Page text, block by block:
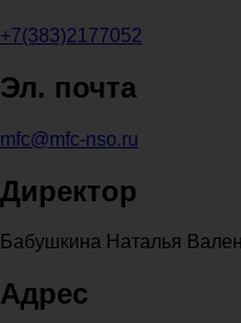
+7(383)2177052
Эл. почта
mfc@mfc-nso.ru
Директор
Бабушкина Наталья
Адрес